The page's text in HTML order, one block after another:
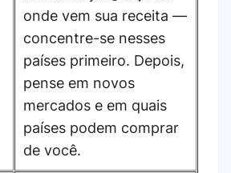
onde vem sua receita —
concentre-se nesses
países primeiro. Depois,
pense em novos
mercados e em quais
países podem comprar
de você.